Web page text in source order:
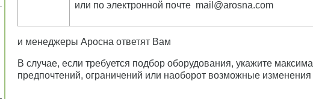
или по электронной почте mail@arosna.com
и менеджеры Аросна ответят Вам
В случае, если требуется подбор оборудования, укажите
предпочтений, ограничений или наоборот возможные изменения